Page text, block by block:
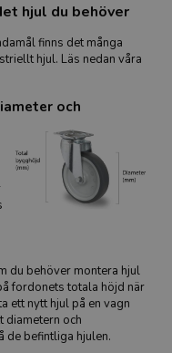
hjul du behöver
finns det många
hjul. Läs nedan våra
och
du behöver montera hjul
fordonets totala höjd när
ett nytt hjul på en vagn
diametern och
de befintliga hjulen.